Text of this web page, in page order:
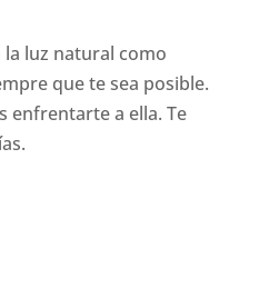
luz natural como
que te sea posible.
enfrentarte a ella. Te